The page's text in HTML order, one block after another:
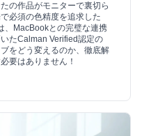
の作品がモニターで裏切ら
必須の色精度を追求した
、MacBookとの完璧な連携
たCalman Verified認定の
をどう変えるのか、徹底解
要はありません！